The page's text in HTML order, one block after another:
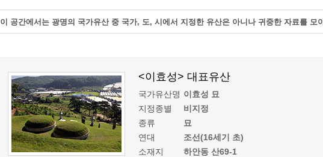
열린감사
용역과제
시청안내
주요시책
광명의 상징물
광명시 현황
폐업신고 간소화서비스
구술 및 전화민원
취업지원 프로그램 운영 현황
공공일자리
지역공동체 일자리 사업
직업 소개소 현황
노동조합
관광 호텔업
관광객 이용시설업 현황
테마파크업 현황
이 공간에서는 광명의 국가유산 중 국가, 도, 시에서 지정한 유산은 아니나 귀중한 자료를 모
<이효성> 대표유산
국가유산명 이효성 묘
지정종별
비지정
종류
묘
연대
조선(16세기 초)
소재지
하안동 산69-1